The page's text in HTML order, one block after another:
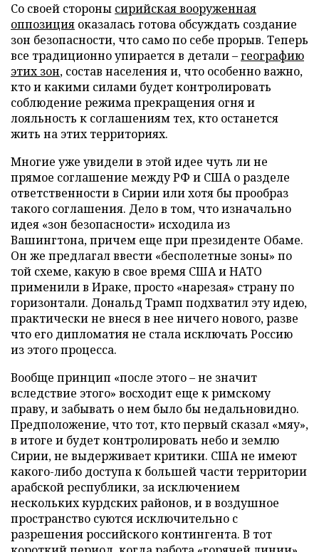
Со своей стороны сирийская вооруженная
оппозиция оказалась готова обсуждать создание
зон безопасности, что само по себе прорыв. Теперь
все традиционно упирается в детали –географию
этих зон, состав населения и, что особенно важно,
кто и какими силами будет контролировать
соблюдение режима прекращения огня и
лояльность к соглашениям тех, кто останется
жить на этих территориях.
Многие уже увидели в этой идее чуть ли не
прямое соглашение между РФ и США о разделе
ответственности в Сирии или хотя бы прообраз
такого соглашения. Дело в том, что изначально
идея «зон безопасности» исходила из
Вашингтона, причем еще при президенте Обаме.
Он же предлагал ввести «бесполетные зоны» по
той схеме, какую в свое время США и НАТО
применили в Ираке, просто «нарезая» страну по
горизонтали. Дональд Трамп подхватил эту идею,
практически не внеся в нее ничего нового, разве
что его дипломатия не стала исключать Россию
из этого процесса.
Вообще принцип «после этого – не значит
вследствие этого» восходит еще к римскому
праву, и забывать о нем было бы недальновидно.
Предположение, что тот, кто первый сказал «мяу»,
в итоге и будет контролировать небо и землю
Сирии, не выдерживает критики. США не имеют
какого-либо доступа к большей части территории
арабской республики, за исключением
нескольких курдских районов, и в воздушное
пространство суются исключительно с
разрешения российского контингента. В тот